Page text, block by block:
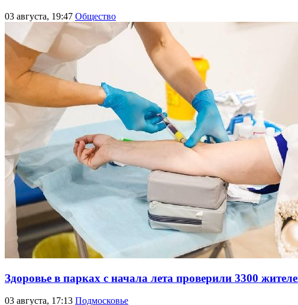
03 августа, 19:47 Общество
Здоровье в парках с начала лета проверили 3300
03 августа, 17:13 Подмосковье